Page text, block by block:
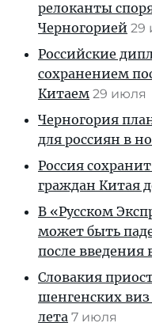
релоканты
Черногорией 29
Российские
сохранением
Китаем 29 июля
Черногория
для россиян в
Россия
граждан Китая
В «Русском
может быть
после введения
Словакия
шенгенских
лета 7 июля